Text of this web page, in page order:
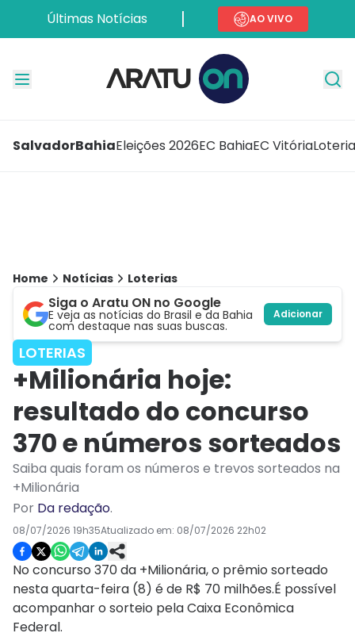
Últimas Notícias AO VIVO
SalvadorBahiaEleições 2026EC BahiaEC Vitória
Home Notícias Loterias
Siga o Aratu ON no Google
E veja as notícias do Brasil e da Bahia
com destaque nas suas buscas.
Adicionar
LOTERIAS
+Milionária hoje:
resultado do concurso
370 e números sorteados
Saiba quais foram os números e trevos sorteados na
+Milionária
Por Da redação.
08/07/2026 19h35Atualizado em: 08/07/2026 22h02
No concurso 370 da +Milionária, o prêmio sorteado
nesta quarta-feira (8) é de R$ 70 milhões.É possível
acompanhar o sorteio pela Caixa Econômica
Federal.